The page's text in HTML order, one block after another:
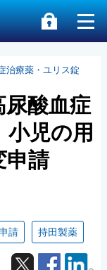
治療薬・ユリス錠
酸血症
児の用
申請
請 持田製薬
Twitter Facebook